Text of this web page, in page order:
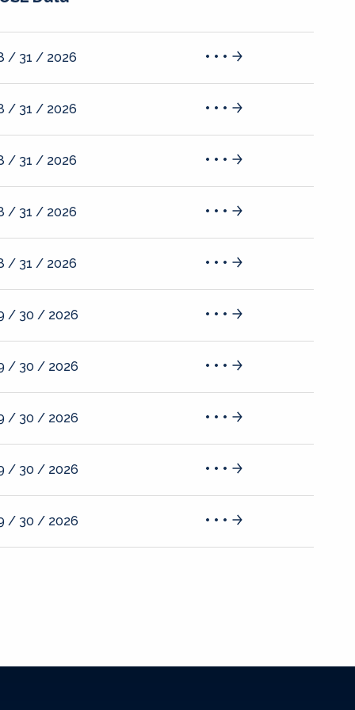
/ 31 / 2026
/ 31 / 2026
/ 31 / 2026
/ 31 / 2026
/ 31 / 2026
/ 30 / 2026
/ 30 / 2026
/ 30 / 2026
/ 30 / 2026
/ 30 / 2026